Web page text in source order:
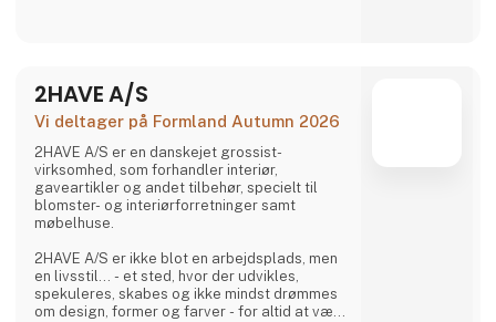
2HAVE A/S
Vi deltager på Formland Autumn 2026
2HAVE A/S er en danskejet grossist-
virksomhed, som forhandler interiør,
gaveartikler og andet tilbehør, specielt til
blomster- og interiørforretninger samt
møbelhuse.
2HAVE A/S er ikke blot en arbejdsplads, men
en livsstil... - et sted, hvor der udvikles,
spekuleres, skabes og ikke mindst drømmes
om design, former og farver - for altid at være